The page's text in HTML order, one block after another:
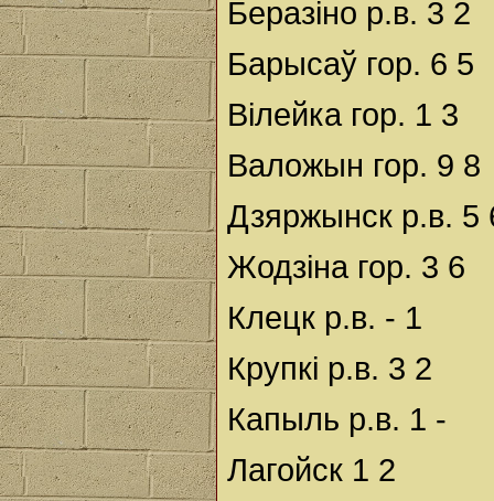
Беразіно р.в. 3 2
Барысаў гор. 6 5
Вілейка гор. 1 3
Валожын гор. 9 8
Дзяржынск р.в. 5
Жодзіна гор. 3 6
Клецк р.в. - 1
Крупкі р.в. 3 2
Капыль р.в. 1 -
Лагойск 1 2